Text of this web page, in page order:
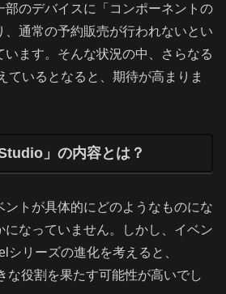
部のデバイスに「コンポーネントの
、通常の予約販売が行われないとい
います。そんな状況の中、さらなる
ているとなると、期待が高まりま
」の内容とは？
ントが具体的にどのようなものにな
になっていません。しかし、イベン
シリーズの進化を考えると、
な役割を果たす可能性が高いでし